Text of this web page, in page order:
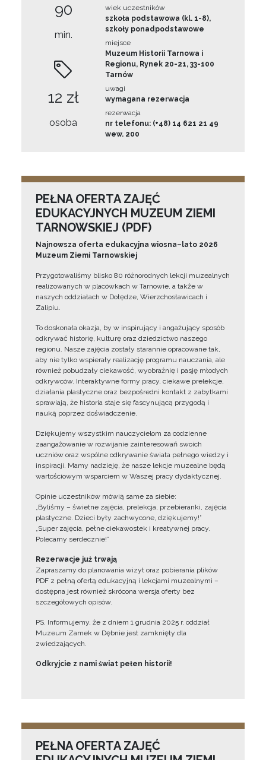
90
min.
12 zł
osoba
wiek uczestników
szkoła podstawowa (kl. 1-8),
szkoły ponadpodstawowe
miejsce
Muzeum Historii Tarnowa i
Regionu, Rynek 20-21, 33-100
Tarnów
uwagi
wymagana rezerwacja
rezerwacja
nr telefonu: (+48) 14 621 21 49
wew. 200
PEŁNA OFERTA ZAJĘĆ
EDUKACYJNYCH MUZEUM ZIEMI
TARNOWSKIEJ (PDF)
Najnowsza oferta edukacyjna wiosna–lato 2026
Muzeum Ziemi Tarnowskiej
Przygotowaliśmy blisko 80 różnorodnych lekcji muzealnych
realizowanych w placówkach w Tarnowie, a także w
naszych oddziałach w Dołędze, Wierzchosławicach i
Zalipiu.
To doskonała okazja, by w inspirujący i angażujący sposób
odkrywać historię, kulturę oraz dziedzictwo naszego
regionu. Nasze zajęcia zostały starannie opracowane tak,
aby nie tylko wspierały realizację programu nauczania, ale
również pobudzały ciekawość, wyobraźnię i pasję młodych
odkrywców. Interaktywne formy pracy, ciekawe prelekcje,
działania plastyczne oraz bezpośredni kontakt z zabytkami
sprawiają, że historia staje się fascynującą przygodą i
nauką poprzez doświadczenie.
Dziękujemy wszystkim nauczycielom za codzienne
zaangażowanie w rozwijanie zainteresowań swoich
uczniów oraz wspólne odkrywanie świata pełnego wiedzy i
inspiracji. Mamy nadzieję, że nasze lekcje muzealne będą
wartościowym wsparciem w Waszej pracy dydaktycznej.
Opinie uczestników mówią same za siebie:
„Byliśmy – świetne zajęcia, prelekcja, przebieranki, zajęcia
plastyczne. Dzieci były zachwycone, dziękujemy!”
„Super zajęcia, pełne ciekawostek i kreatywnej pracy.
Polecamy serdecznie!”
Rezerwacje już trwają
Zapraszamy do planowania wizyt oraz pobierania plików
PDF z pełną ofertą edukacyjną i lekcjami muzealnymi –
dostępna jest również skrócona wersja oferty bez
szczegółowych opisów.
PS. Informujemy, że z dniem 1 grudnia 2025 r. oddział
Muzeum Zamek w Dębnie jest zamknięty dla
zwiedzających.
Odkryjcie z nami świat pełen historii!
PEŁNA OFERTA ZAJĘĆ